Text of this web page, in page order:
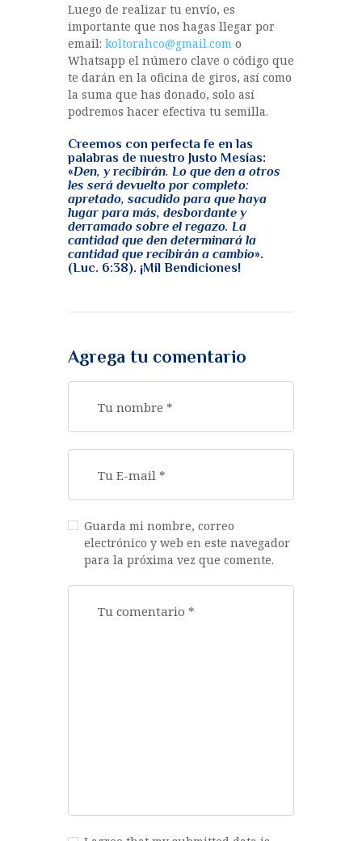
Luego de realizar tu envío, es
importante que nos hagas llegar por
email: koltorahco@gmail.com o
Whatsapp el número clave o código que
te darán en la oficina de giros, así como
la suma que has donado, solo así
podremos hacer efectiva tu semilla.
Creemos con perfecta fe en las
palabras de nuestro Justo Mesías:
«Den, y recibirán. Lo que den a otros
les será devuelto por completo:
apretado, sacudido para que haya
lugar para más, desbordante y
derramado sobre el regazo. La
cantidad que den determinará la
cantidad que recibirán a cambio».
(Luc. 6:38). ¡Mil Bendiciones!
Agrega tu comentario
Guarda mi nombre, correo
electrónico y web en este navegador
para la próxima vez que comente.